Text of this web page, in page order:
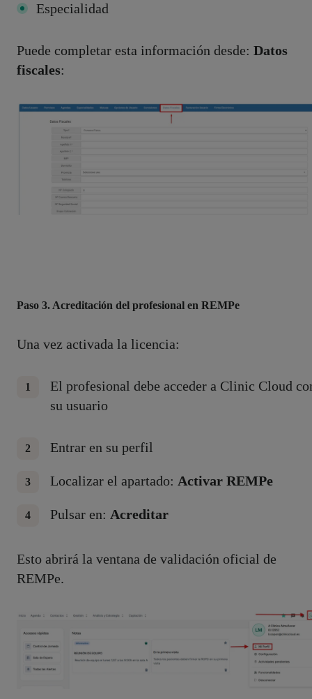
Especialidad
Puede completar esta información desde: Datos
fiscales:
Paso 3. Acreditación del profesional en REMPe
Una vez activada la licencia:
El profesional debe acceder a Clinic Cloud
su usuario
Entrar en su perfil
Localizar el apartado: Activar REMPe
Pulsar en: Acreditar
Esto abrirá la ventana de validación oficial de
REMPe.